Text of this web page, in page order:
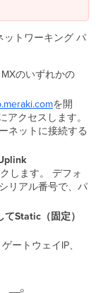
ットワーキング パ
のいずれかの
を開
アクセスします。
ネットに接続する
します。 デフォ
リアル番号で、パ
てStatic（固定）
ートウェイIP、